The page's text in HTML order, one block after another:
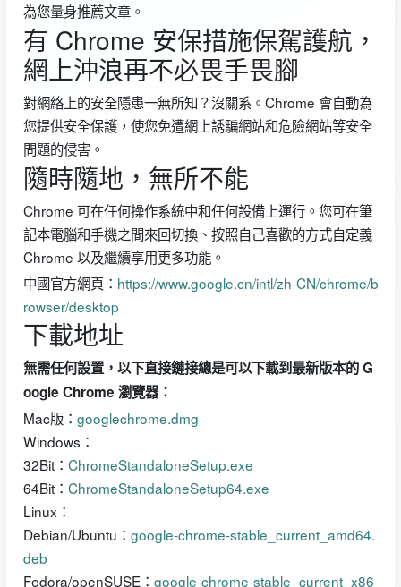
為您量身推薦文章。
有 Chrome 安保措施保駕護航，
網上沖浪再不必畏手畏腳
對網絡上的安全隱患一無所知？沒關系。Chrome 會自動為
您提供安全保護，使您免遭網上誘騙網站和危險網站等安全
問題的侵害。
隨時隨地，無所不能
Chrome 可在任何操作系統中和任何設備上運行。您可在筆
記本電腦和手機之間來回切換、按照自己喜歡的方式自定義
Chrome 以及繼續享用更多功能。
中國官方網頁： https://www.google.cn/intl/zh-CN/chrome/b
rowser/desktop
下載地址
無需任何設置，以下直接鏈接總是可以下載到最新版本的 G
oogle Chrome 瀏覽器：
Mac版： googlechrome.dmg
Windows：
32Bit： ChromeStandaloneSetup.exe
64Bit： ChromeStandaloneSetup64.exe
Linux：
Debian/Ubuntu： google-chrome-stable_current_amd64.
deb
Fedora/openSUSE： google-chrome-stable_current_x86